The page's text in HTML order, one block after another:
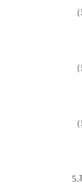
（56
（57
（58
5.事